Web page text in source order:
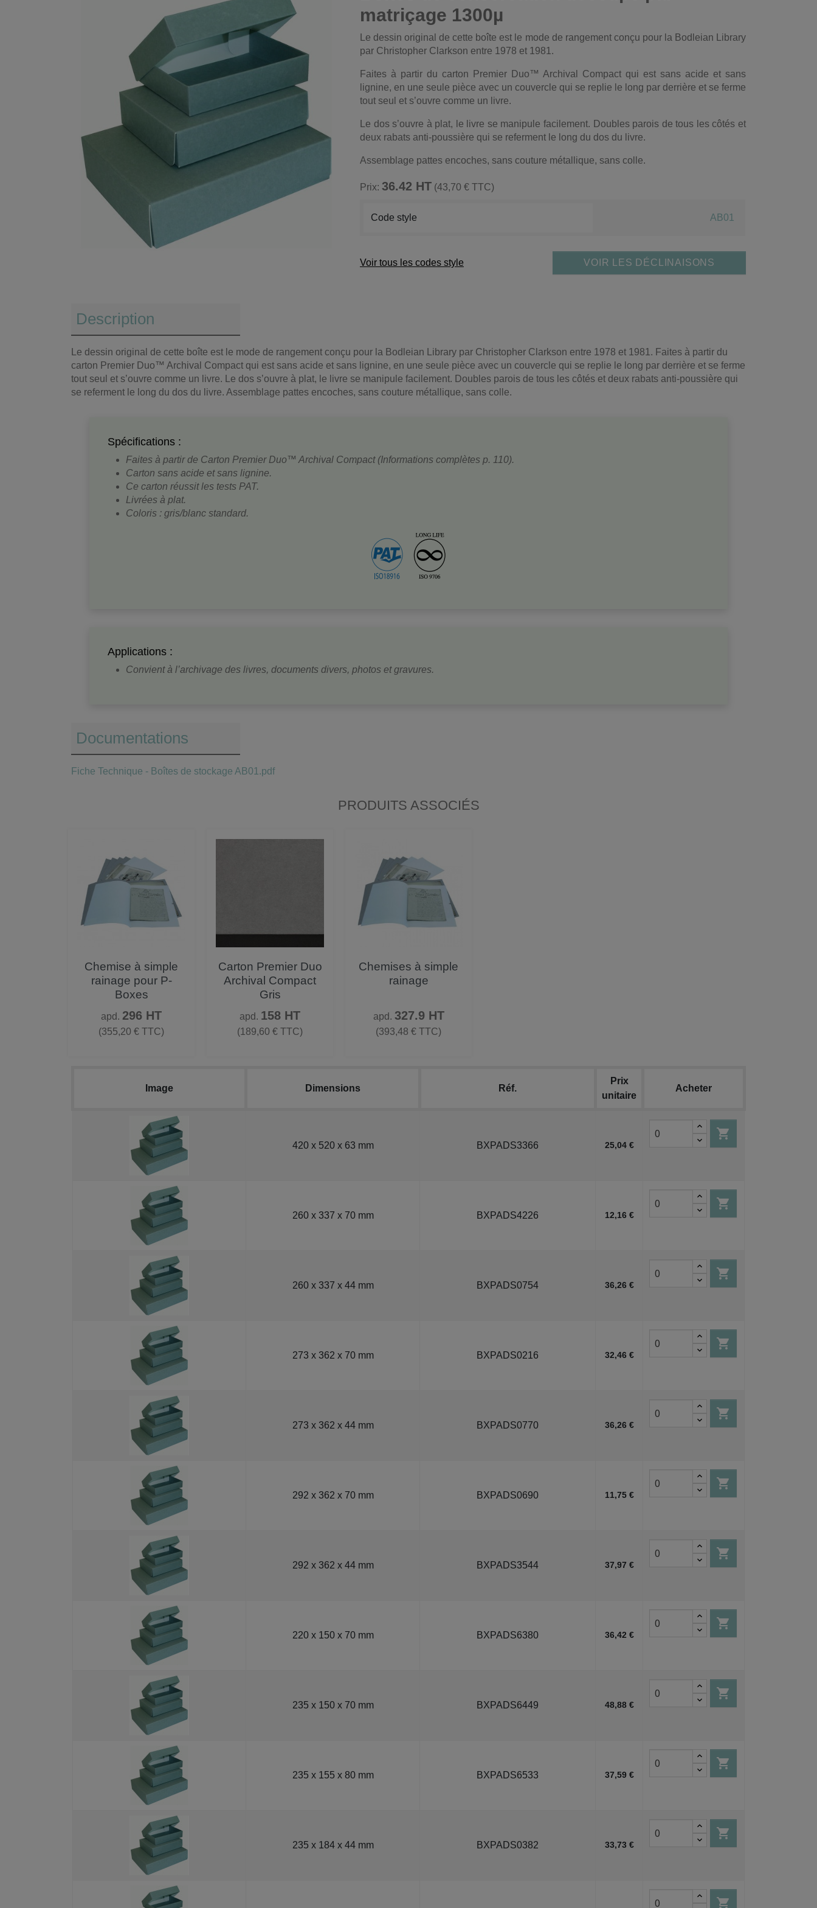
matriçage 1300µ
Le dessin original de cette boîte est le mode de rangement conçu pour la Bodleian Library
par Christopher Clarkson entre 1978 et 1981.
Faites à partir du carton Premier Duo™ Archival Compact qui est sans acide et sans
lignine, en une seule pièce avec un couvercle qui se replie le long par derrière et se ferme
tout seul et s’ouvre comme un livre.
Le dos s’ouvre à plat, le livre se manipule facilement. Doubles parois de tous les côtés et
deux rabats anti-poussière qui se referment le long du dos du livre.
Assemblage pattes encoches, sans couture métallique, sans colle.
Prix: 36.42 HT (43,70 € TTC)
Code style AB01
Voir tous les codes style VOIR LES DÉCLINAISONS
Description
Le dessin original de cette boîte est le mode de rangement conçu pour la Bodleian Library par Christopher Clarkson entre 1978 et 1981. Faites à partir du
carton Premier Duo™ Archival Compact qui est sans acide et sans lignine, en une seule pièce avec un couvercle qui se replie le long par derrière et se ferme
tout seul et s’ouvre comme un livre. Le dos s’ouvre à plat, le livre se manipule facilement. Doubles parois de tous les côtés et deux rabats anti-poussière qui
se referment le long du dos du livre. Assemblage pattes encoches, sans couture métallique, sans colle.
Spécifications :
Faites à partir de Carton Premier Duo™ Archival Compact (Informations complètes p. 110).
Carton sans acide et sans lignine.
Ce carton réussit les tests PAT.
Livrées à plat.
Coloris : gris/blanc standard.
Applications :
Convient à l’archivage des livres, documents divers, photos et gravures.
Documentations
Fiche Technique - Boîtes de stockage AB01.pdf
PRODUITS ASSOCIÉS
Chemise à simple
rainage pour P-
Boxes
apd. Prix
296 HT
(355,20 € TTC)
Carton Premier Duo
Archival Compact
Gris
apd. Prix
158 HT
(189,60 € TTC)
Chemises à simple
rainage
apd. Prix
327.9 HT
(393,48 € TTC)
Image Dimensions Réf.
Prix
unitaire
Acheter
420 x 520 x 63 mm BXPADS3366 25,04 €

260 x 337 x 70 mm BXPADS4226 12,16 €

260 x 337 x 44 mm BXPADS0754 36,26 €

273 x 362 x 70 mm BXPADS0216 32,46 €

273 x 362 x 44 mm BXPADS0770 36,26 €

292 x 362 x 70 mm BXPADS0690 11,75 €

292 x 362 x 44 mm BXPADS3544 37,97 €

220 x 150 x 70 mm BXPADS6380 36,42 €

235 x 150 x 70 mm BXPADS6449 48,88 €

235 x 155 x 80 mm BXPADS6533 37,59 €

235 x 184 x 44 mm BXPADS0382 33,73 €

